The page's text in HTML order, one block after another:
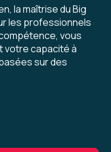
la maîtrise du Big
les professionnels
vous
votre capacité à
sur des